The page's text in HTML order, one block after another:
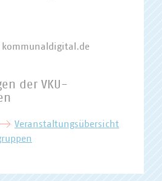
kommunaldigital.de
der VKU-
Veranstaltungsübersicht